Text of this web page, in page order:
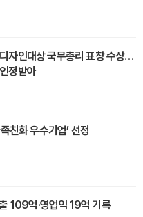
자인대상 국무총리 표창 수상…
정받아
친화 우수기업’ 선정
109억·영업익 19억 기록